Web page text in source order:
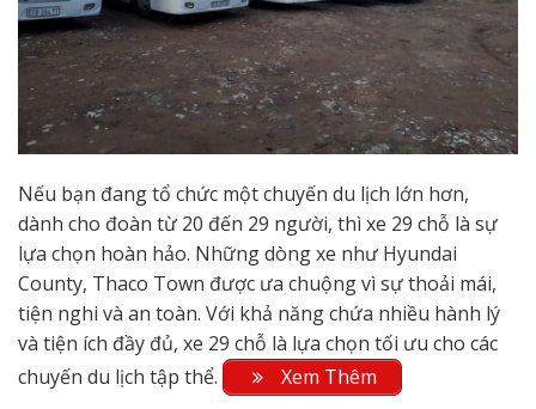
Nếu bạn đang tổ chức một chuyến du lịch lớn hơn,
dành cho đoàn từ 20 đến 29 người, thì xe 29 chỗ là sự
lựa chọn hoàn hảo. Những dòng xe như Hyundai
County, Thaco Town được ưa chuộng vì sự thoải mái,
tiện nghi và an toàn. Với khả năng chứa nhiều hành lý
và tiện ích đầy đủ, xe 29 chỗ là lựa chọn tối ưu cho các
chuyến du lịch tập thể.
Xem Thêm